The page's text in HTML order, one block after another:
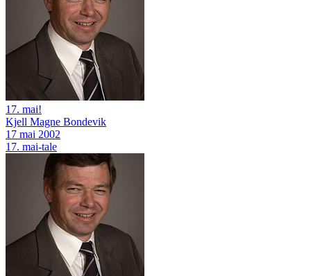
17. mai!
Kjell Magne Bondevik
17 mai 2002
17. mai-tale